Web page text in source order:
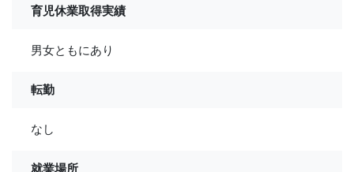
育児休業取得実績
男女ともにあり
転勤
なし
就業場所